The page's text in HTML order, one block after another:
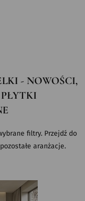
- NOWOŚCI,
filtry. Przejdź do
aranżacje.